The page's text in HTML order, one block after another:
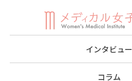
インタビュー
コラム